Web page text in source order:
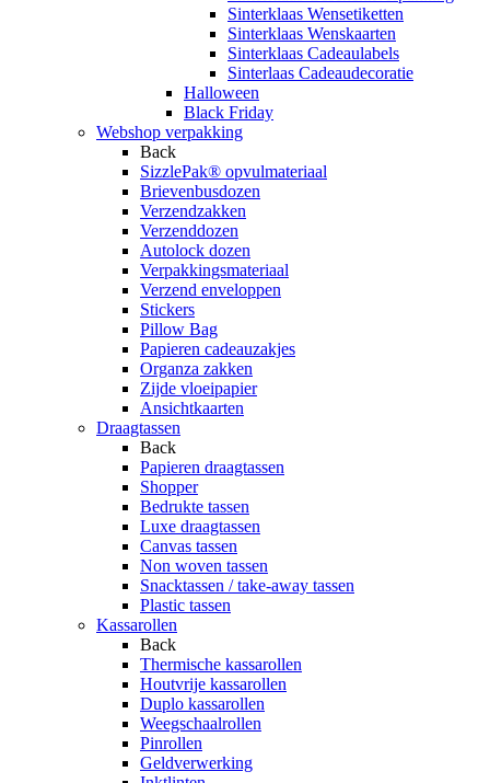
Sinterklaas Wensetiketten
Sinterklaas Wenskaarten
Sinterklaas Cadeaulabels
Sinterlaas Cadeaudecoratie
Halloween
Black Friday
Webshop verpakking
Back
SizzlePak® opvulmateriaal
Brievenbusdozen
Verzendzakken
Verzenddozen
Autolock dozen
Verpakkingsmateriaal
Verzend enveloppen
Stickers
Pillow Bag
Papieren cadeauzakjes
Organza zakken
Zijde vloeipapier
Ansichtkaarten
Draagtassen
Back
Papieren draagtassen
Shopper
Bedrukte tassen
Luxe draagtassen
Canvas tassen
Non woven tassen
Snacktassen / take-away tassen
Plastic tassen
Kassarollen
Back
Thermische kassarollen
Houtvrije kassarollen
Duplo kassarollen
Weegschaalrollen
Pinrollen
Geldverwerking